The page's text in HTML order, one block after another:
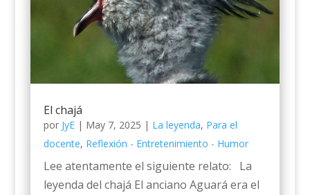
El chajá
por JyE| May 7, 2025 | La leyenda, Para el
docente, Reflexión - Entretenimiento - Humor
Lee atentamente el siguiente relato: La
leyenda del chajá El anciano Aguará era el